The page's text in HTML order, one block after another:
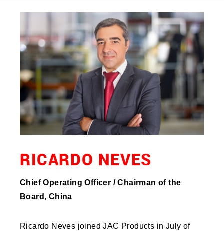
RICARDO NEVES
Chief Operating Officer / Chairman of the
Board, China
Ricardo Neves joined JAC Products in July of